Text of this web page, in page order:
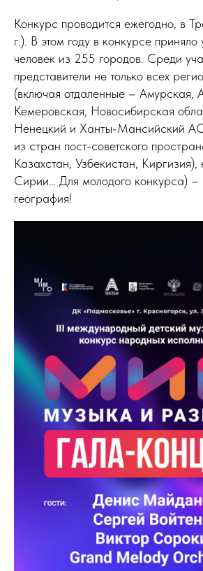
Конкурс проводится ежегодно, в
г.). В этом году в конкурсе
человек из 255 городов. Среди
представители не только всех
(включая отдаленные – Амурская,
Кемеровская, Новосибирская
Ненецкий и Ханты-Мансийский
из стран пост-советского
Казахстан, Узбекистан, Киргизия),
Сирии… Для молодого конкурса) –
география!